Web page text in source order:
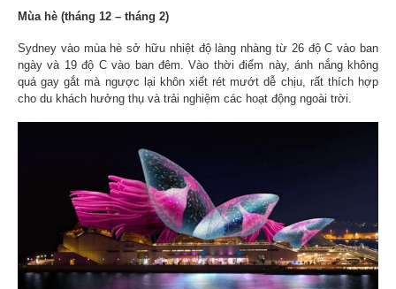
Mùa hè (tháng 12 – tháng 2)
Sydney vào mùa hè sở hữu nhiệt độ làng nhàng từ 26 độ C vào ban
ngày và 19 độ C vào ban đêm. Vào thời điểm này, ánh nắng không
quá gay gắt mà ngược lại khôn xiết rét mướt dễ chịu, rất thích hợp
cho du khách hưởng thụ và trải nghiệm các hoạt động ngoài trời.